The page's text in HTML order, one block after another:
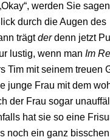
werden Sie
durch die Augen des
trägtderdenn jetzt
lustig, wenn man Im
Tim mit seinem treuen
junge Frau mit dem
der Frau sogar
hat sie so eine
noch ein ganz